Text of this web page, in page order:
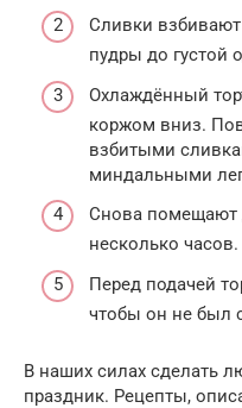
Сливки
пудры до густой
Охлаждённый
коржом вниз.
взбитыми
миндальными
Снова помещают
несколько часов.
Перед подачей
чтобы он не был
В наших силах сделать
праздник. Рецепты,